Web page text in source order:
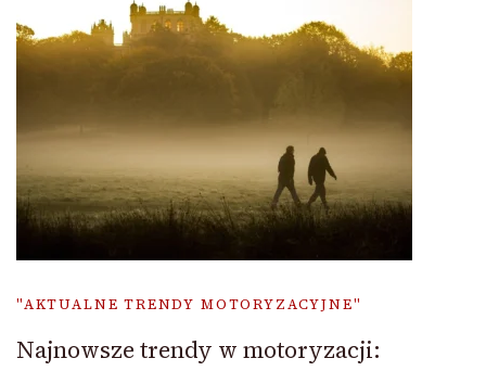
"AKTUALNE TRENDY MOTORYZACYJNE"
Najnowsze trendy w motoryzacji: